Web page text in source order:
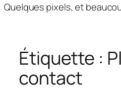
Quelques pixels, et
Étiquette :
contact